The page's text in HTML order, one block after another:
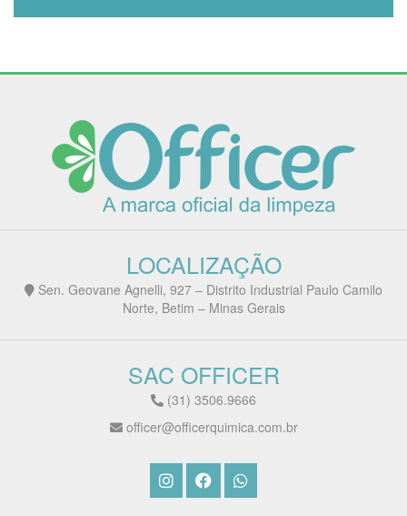
LOCALIZAÇÃO
Sen. Geovane Agnelli, 927 – Distrito Industrial Paulo Camilo
Norte, Betim – Minas Gerais
SAC OFFICER
(31) 3506.9666
officer@officerquimica.com.br